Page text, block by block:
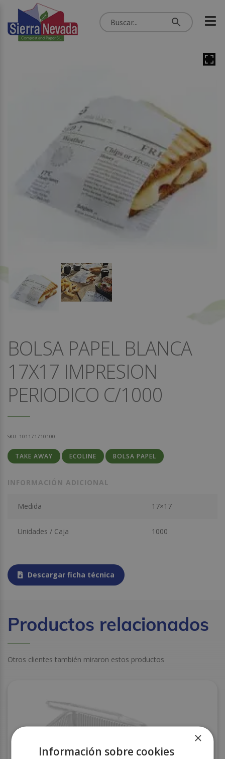
BOLSA PAPEL BLANCA
17X17 IMPRESION
PERIODICO C/1000
SKU: 101171710100
TAKE AWAY ECOLINE BOLSA PAPEL
INFORMACIÓN ADICIONAL
Medida 17×17
Unidades / Caja 1000
Descargar ficha técnica
Productos relacionados
Otros clientes también miraron estos productos
×
Información sobre cookies